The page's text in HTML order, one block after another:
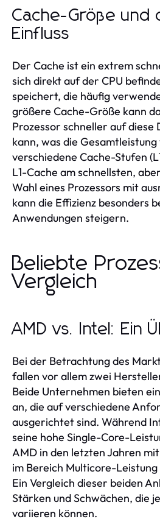
Cache-Größe und
Einfluss
Der Cache ist ein extrem
sich direkt auf der CPU
speichert, die häufig
größere Cache-Größe kann
Prozessor schneller auf diese
kann, was die
verschiedene Cache-Stufen
L1-Cache am schnellsten,
Wahl eines Prozessors mit
kann die Effizienz besonders
Anwendungen steigern.
Beliebte
Vergleich
AMD vs. Intel: Ein
Bei der Betrachtung des
fallen vor allem zwei
Beide Unternehmen bieten
an, die auf verschiedene
ausgerichtet sind. Während
seine hohe Single-Core-
AMD in den letzten Jahren
im Bereich Multicore-
Ein Vergleich dieser beiden
Stärken und Schwächen, die
variieren können.